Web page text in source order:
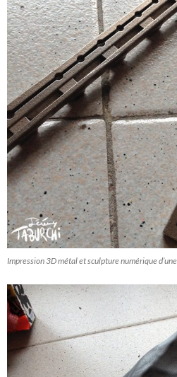
Impression 3D métal et sculpture numérique